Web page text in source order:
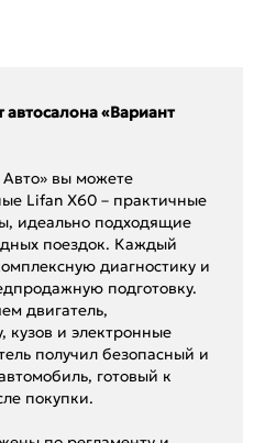
автосалона «Вариант
Авто» вы можете
Lifan X60 – практичные
идеально подходящие
поездок. Каждый
диагностику и
подготовку.
двигатель,
кузов и электронные
получил безопасный и
готовый к
покупки.